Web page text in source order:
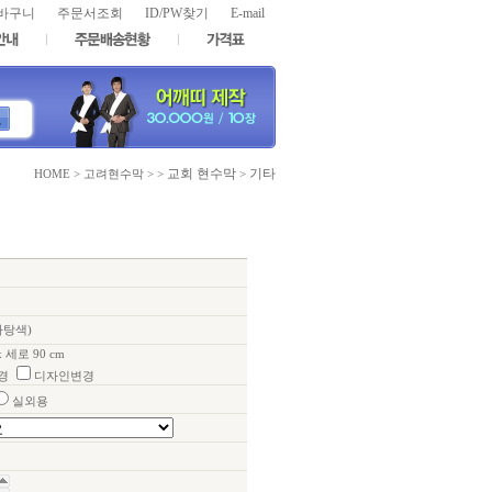
구니 주문서조회 ID/PW찾기 E-mail
HOME > 고려현수막 > > 교회 현수막 > 기타
탕색)
세로 90 cm
디자인변경
실외용